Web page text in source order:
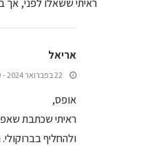
ראיתי ששאלו לפני,
אריאל
22 בפברואר 2024 - 19:29
אופס,
ראיתי שכתבת
ולהחליף